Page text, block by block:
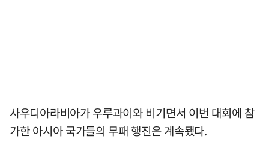
사우디아라비아가 우루과이와 비기면서 이번 대회에 참
가한 아시아 국가들의 무패 행진은 계속됐다.